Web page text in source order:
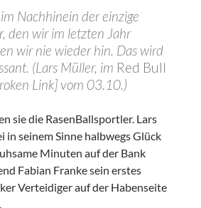
Nachhinein der einzige
den wir im letzten Jahr
wir nie wieder hin. Das wird
(Lars Müller, im Red Bull
Link] vom 03.10.)
sie die RasenBallsportler. Lars
in seinem Sinne halbwegs Glück
Minuten auf der Bank
Fabian Franke sein erstes
Verteidiger auf der Habenseite